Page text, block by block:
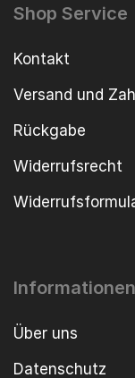
Shop Service
Kontakt
Versand und
Rückgabe
Widerrufsrecht
Informationen
Über uns
Datenschutz